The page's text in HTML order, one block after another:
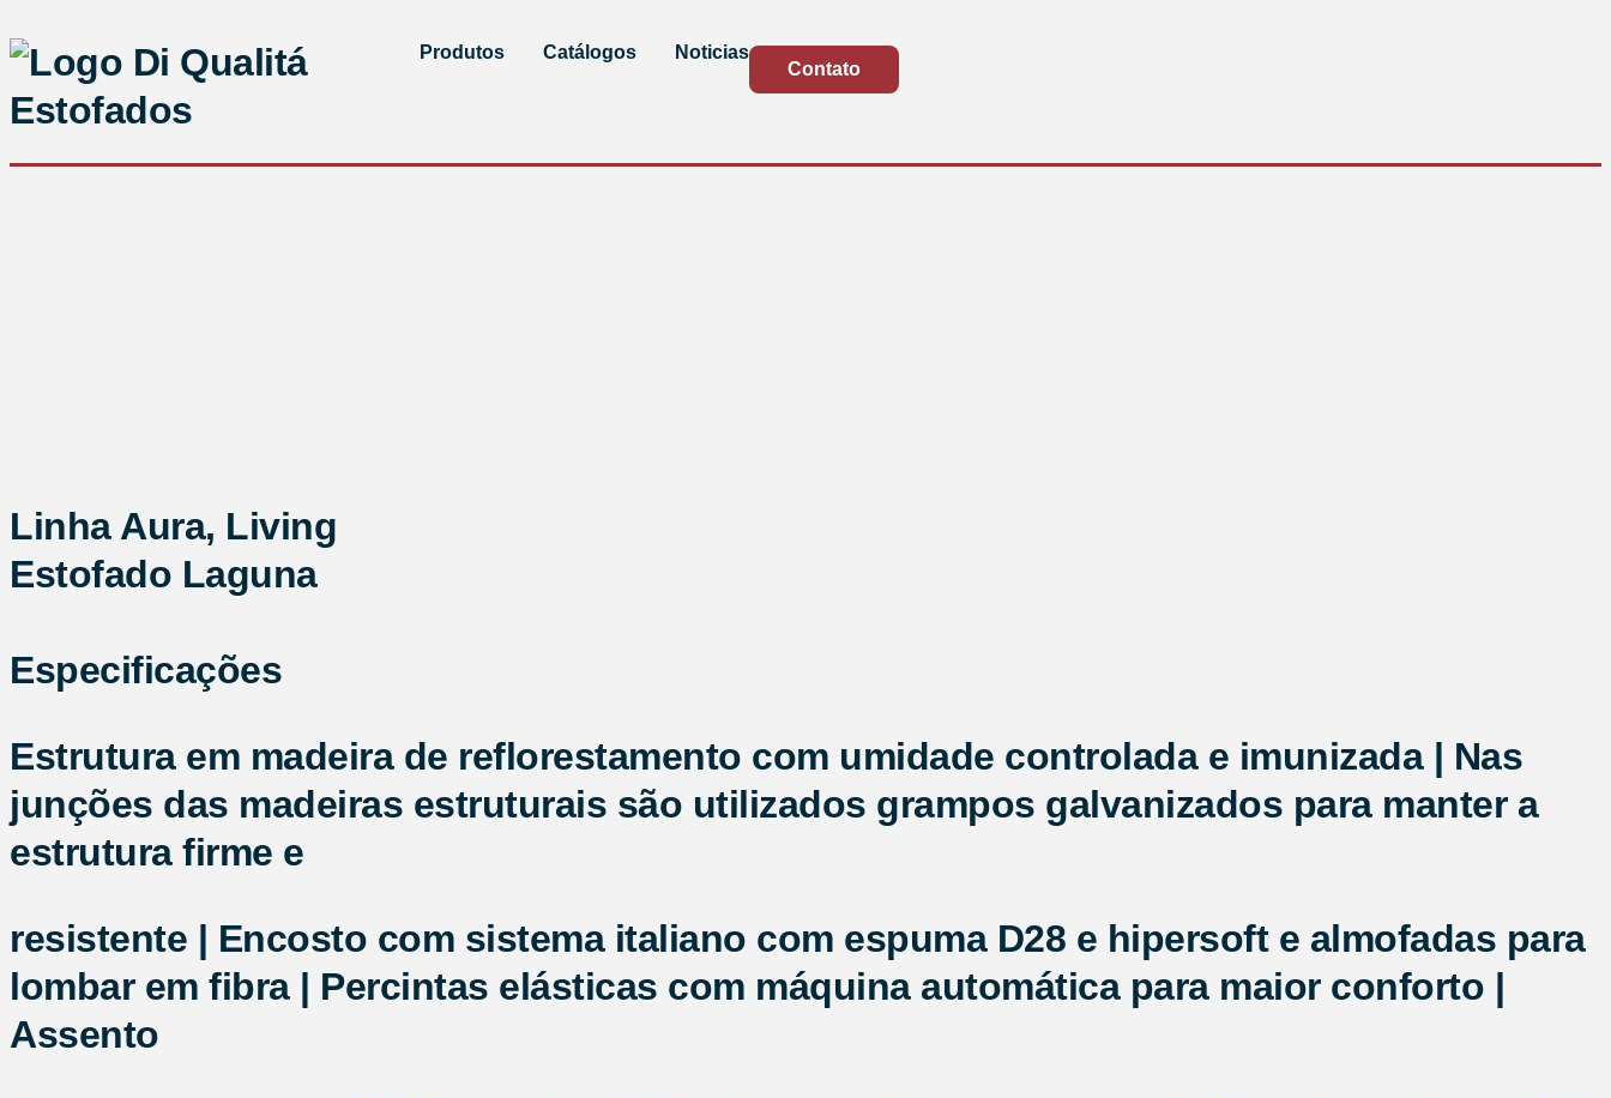
Produtos Catálogos
Noticias
Contato
Linha Aura, Living
Estofado Laguna
Especificações
Estrutura em madeira de reflorestamento com umidade controlada e imunizada | Nas
junções das madeiras estruturais são utilizados grampos galvanizados para manter a
estrutura firme e
resistente | Encosto com sistema italiano com espuma D28 e hipersoft e almofadas para
lombar em fibra | Percintas elásticas com máquina automática para maior conforto |
Assento